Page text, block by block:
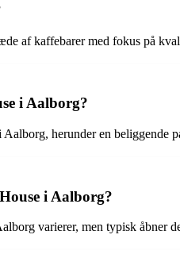
af kaffebarer med fokus på
i Aalborg?
herunder en beliggende
i Aalborg?
varierer, men typisk åbner